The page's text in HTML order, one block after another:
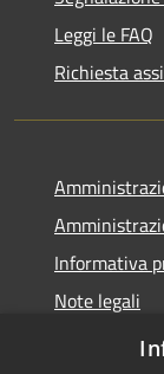
Leggi le FAQ
Richiesta
Informativa
Note legali